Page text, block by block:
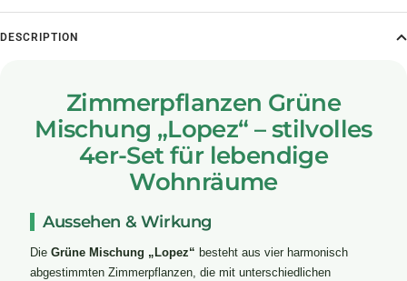
DESCRIPTION
Zimmerpflanzen Grüne
Mischung „Lopez“ – stilvolles
4er-Set für lebendige
Wohnräume
Aussehen & Wirkung
Die Grüne Mischung „Lopez“ besteht aus vier harmonisch
abgestimmten Zimmerpflanzen, die mit unterschiedlichen